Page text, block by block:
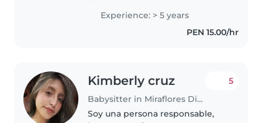
desde el año 2017 trabajando con
varias familias con el apoyo y
cuidado de sus hij@s, cuento..
Experience: > 5 years
PEN 15.00/hr
Kimberly cruz
Babysitter in Miraflores District
5
Soy una persona responsable,